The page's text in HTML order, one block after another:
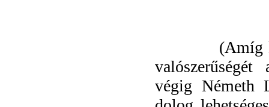
(Amíg
valószerűségét
végig Németh